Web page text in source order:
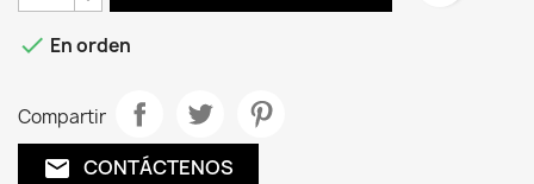
 En orden
Compartir
email CONTÁCTENOS